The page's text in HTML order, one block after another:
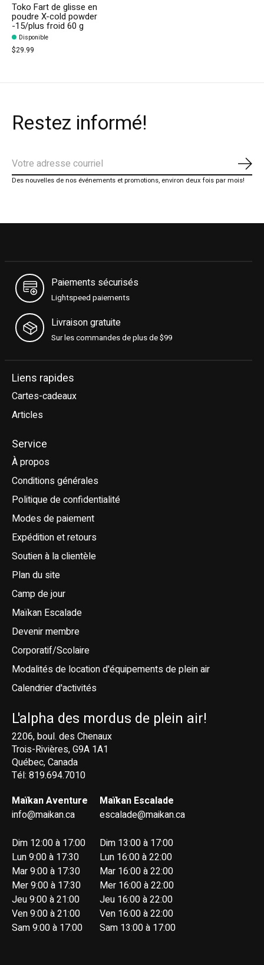
Toko Fart de glisse en
poudre X-cold powder
-15/plus froid 60 g
Disponible
$29.99
Restez informé!
Des nouvelles de nos événements et promotions, environ deux fois par mois!
Paiements sécurisés
Lightspeed paiements
Livraison gratuite
Sur les commandes de plus de $99
Liens rapides
Cartes-cadeaux
Articles
Service
À propos
Conditions générales
Politique de confidentialité
Modes de paiement
Expédition et retours
Soutien à la clientèle
Plan du site
Camp de jour
Maïkan Escalade
Devenir membre
Corporatif/Scolaire
Modalités de location d'équipements de plein air
Calendrier d'activités
L'alpha des mordus de plein air!
2206, boul. des Chenaux
Trois-Rivières, G9A 1A1
Québec, Canada
Tél: 819.694.7010
Maïkan Aventure
info@maikan.ca
Dim 12:00 à 17:00
Lun 9:00 à 17:30
Mar 9:00 à 17:30
Mer 9:00 à 17:30
Jeu 9:00 à 21:00
Ven 9:00 à 21:00
Sam 9:00 à 17:00
Maïkan Escalade
escalade@maikan.ca
Dim 13:00 à 17:00
Lun 16:00 à 22:00
Mar 16:00 à 22:00
Mer 16:00 à 22:00
Jeu 16:00 à 22:00
Ven 16:00 à 22:00
Sam 13:00 à 17:00